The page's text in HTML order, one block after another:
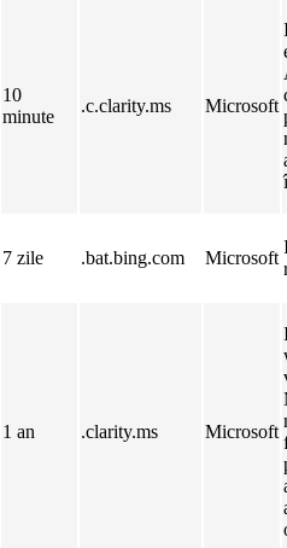
10
minute
.c.clarity.ms Microsoft
7 zile .bat.bing.com Microsoft
1 an .clarity.ms Microsoft